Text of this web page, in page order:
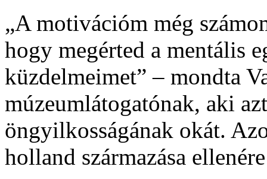
„A motivációm még
hogy megérted a mentális
küzdelmeimet” – mondta
múzeumlátogatónak, aki
öngyilkosságának okát.
holland származása